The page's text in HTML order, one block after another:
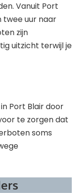
Vanuit Port
twee uur naar
zijn
uitzicht terwijl je
Port Blair door
te zorgen dat
soms